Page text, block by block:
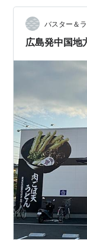
【4】「玉造温
食。 【5】「玉
の夜の館 内と
バスター＆
広島発中国地